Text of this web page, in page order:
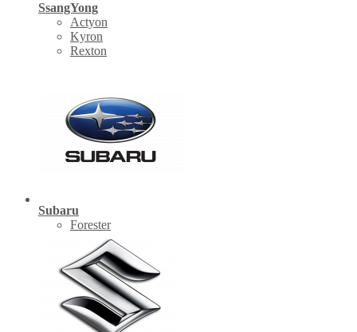
SsangYong
Actyon
Kyron
Rexton
Subaru
Forester